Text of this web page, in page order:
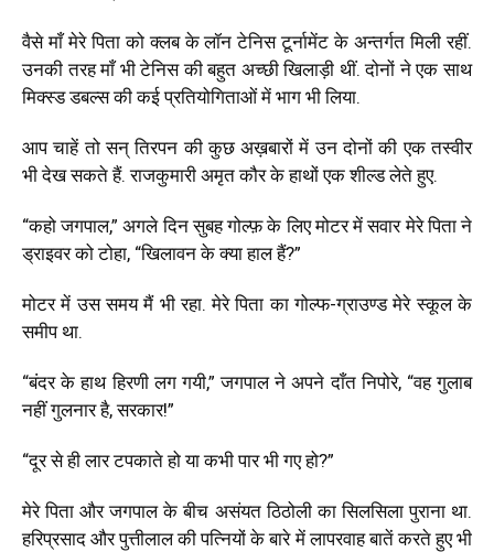
वैसे माँ मेरे पिता को क्लब के लॉन टेनिस टूर्नामेंट के अन्तर्गत मिली रहीं.
उनकी तरह माँ भी टेनिस की बहुत अच्छी खिलाड़ी थीं. दोनों ने एक साथ
मिक्स्ड डबल्स की कई प्रतियोगिताओं में भाग भी लिया.
आप चाहें तो सन् तिरपन की कुछ अख़बारों में उन दोनों की एक तस्वीर
भी देख सकते हैं. राजकुमारी अमृत कौर के हाथों एक शील्ड लेते हुए.
“कहो जगपाल,” अगले दिन सुबह गोल्फ़ के लिए मोटर में सवार मेरे पिता ने
ड्राइवर को टोहा, “खिलावन के क्या हाल हैं?”
मोटर में उस समय मैं भी रहा. मेरे पिता का गोल्फ-ग्राउण्ड मेरे स्कूल के
समीप था.
“बंदर के हाथ हिरणी लग गयी,” जगपाल ने अपने दाँत निपोरे, “वह गुलाब
नहीं गुलनार है, सरकार!”
“दूर से ही लार टपकाते हो या कभी पार भी गए हो?”
मेरे पिता और जगपाल के बीच असंयत ठिठोली का सिलसिला पुराना था.
हरिप्रसाद और पुत्तीलाल की पत्नियों के बारे में लापरवाह बातें करते हुए भी